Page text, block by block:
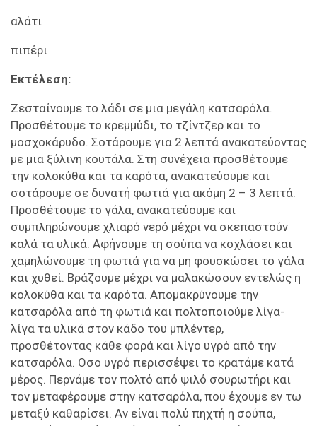
αλάτι
πιπέρι
Εκτέλεση:
Ζεσταίνουμε το λάδι σε μια μεγάλη κατσαρόλα.
Προσθέτουμε το κρεμμύδι, το τζίντζερ και το
μοσχοκάρυδο. Σοτάρουμε για 2 λεπτά ανακατεύοντας
με μια ξύλινη κουτάλα. Στη συνέχεια προσθέτουμε
την κολοκύθα και τα καρότα, ανακατεύουμε και
σοτάρουμε σε δυνατή φωτιά για ακόμη 2 – 3 λεπτά.
Προσθέτουμε το γάλα, ανακατεύουμε και
συμπληρώνουμε χλιαρό νερό μέχρι να σκεπαστούν
καλά τα υλικά. Αφήνουμε τη σούπα να κοχλάσει και
χαμηλώνουμε τη φωτιά για να μη φουσκώσει το γάλα
και χυθεί. Βράζουμε μέχρι να μαλακώσουν εντελώς η
κολοκύθα και τα καρότα. Απομακρύνουμε την
κατσαρόλα από τη φωτιά και πολτοποιούμε λίγα-
λίγα τα υλικά στον κάδο του μπλέντερ,
προσθέτοντας κάθε φορά και λίγο υγρό από την
κατσαρόλα. Οσο υγρό περισσέψει το κρατάμε κατά
μέρος. Περνάμε τον πολτό από ψιλό σουρωτήρι και
τον μεταφέρουμε στην κατσαρόλα, που έχουμε εν τω
μεταξύ καθαρίσει. Αν είναι πολύ πηχτή η σούπα,